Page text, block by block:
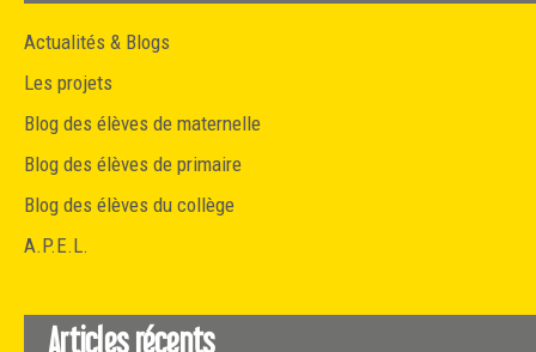
Actualités & Blogs
Les projets
Blog des élèves de maternelle
Blog des élèves de primaire
Blog des élèves du collège
A.P.E.L.
Articles récents